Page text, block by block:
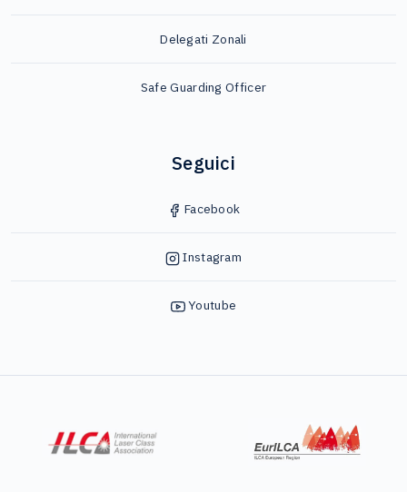
Delegati Zonali
Safe Guarding Officer
Seguici
Facebook
Instagram
Youtube